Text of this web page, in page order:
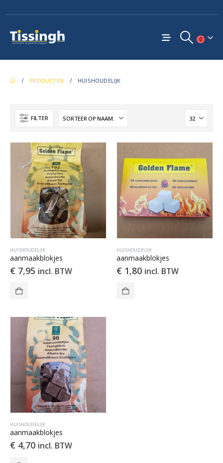
0
PRODUCTEN HUISHOUDELIJK
FILTER
HUISHOUDELIJK
aanmaakblokjes
€ 7,95 incl. BTW
HUISHOUDELIJK
aanmaakblokjes
€ 1,80 incl. BTW
HUISHOUDELIJK
aanmaakblokjes
€ 4,70 incl. BTW